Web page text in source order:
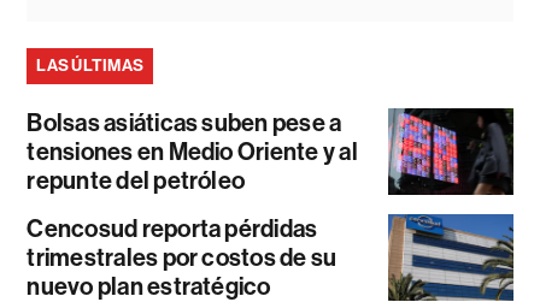
LAS ÚLTIMAS
Bolsas asiáticas suben pese a
tensiones en Medio Oriente y al
repunte del petróleo
Cencosud reporta pérdidas
trimestrales por costos de su
nuevo plan estratégico